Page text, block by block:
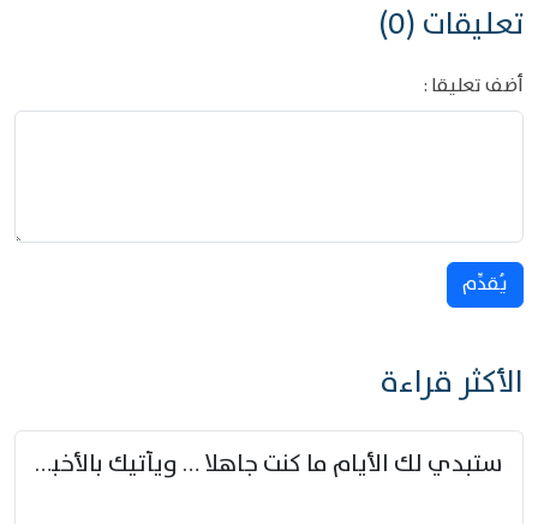
تعليقات (0)
أضف تعليقا :
يُقدِّم
الأكثر قراءة
ستبدي لك الأيام ما كنت جاهلا … ويأتيك بالأخبار من لم تزوّد